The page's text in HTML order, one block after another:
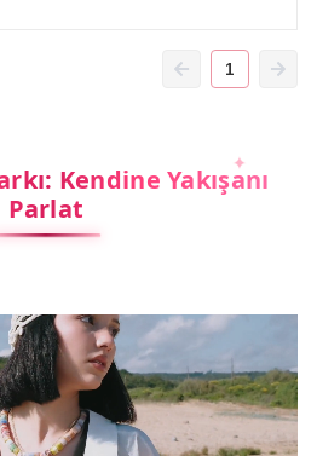
1
Kendine Yakışanı
Parlat